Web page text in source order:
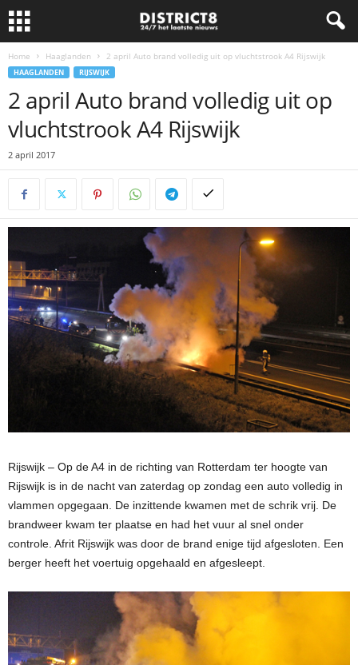
Home Haaglanden 2 april Auto brand volledig uit op vluchtstrook A4 Rijswijk
HAAGLANDEN RIJSWIJK
2 april Auto brand volledig uit op
vluchtstrook A4 Rijswijk
2 april 2017
Rijswijk – Op de A4 in de richting van Rotterdam ter hoogte van
Rijswijk is in de nacht van zaterdag op zondag een auto volledig in
vlammen opgegaan. De inzittende kwamen met de schrik vrij. De
brandweer kwam ter plaatse en had het vuur al snel onder
controle. Afrit Rijswijk was door de brand enige tijd afgesloten. Een
berger heeft het voertuig opgehaald en afgesleept.